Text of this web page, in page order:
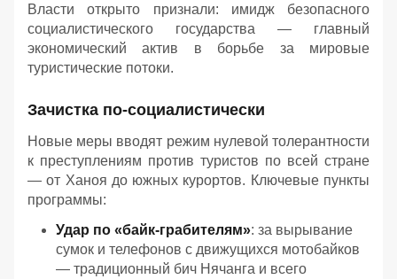
Власти открыто признали: имидж безопасного
социалистического государства — главный
экономический актив в борьбе за мировые
туристические потоки.
Зачистка по-социалистически
Новые меры вводят режим нулевой толерантности
к преступлениям против туристов по всей стране
— от Ханоя до южных курортов. Ключевые пункты
программы:
Удар по «байк-грабителям»: за вырывание
сумок и телефонов с движущихся мотобайков
— традиционный бич Нячанга и всего